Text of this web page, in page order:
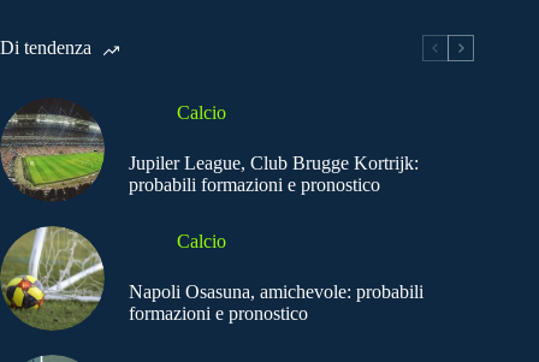
Di tendenza
Calcio
Jupiler League, Club Brugge Kortrijk:
probabili formazioni e pronostico
Calcio
Napoli Osasuna, amichevole: probabili
formazioni e pronostico